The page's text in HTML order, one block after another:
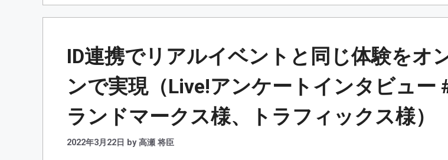
ID連携でリアルイベントと同じ体験をオ
ンで実現（Live!アンケートインタビュー
ランドマークス様、トラフィックス様）
2022年3月22日 by高瀬 将臣